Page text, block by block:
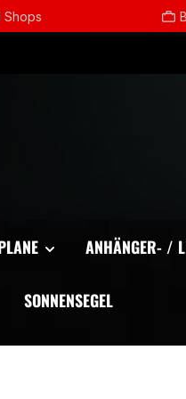
Shops
ANHÄNGER- /
SONNENSEGEL